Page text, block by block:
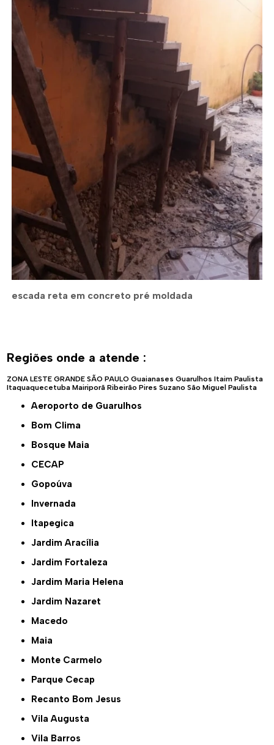
escada reta em concreto pré moldada
Regiões onde a atende :
ZONA LESTE GRANDE SÃO PAULO Guaianases Guarulhos Itaim Paulista
Itaquaquecetuba Mairiporã Ribeirão Pires Suzano São Miguel Paulista
Aeroporto de Guarulhos
Bom Clima
Bosque Maia
CECAP
Gopoúva
Invernada
Itapegica
Jardim Aracília
Jardim Fortaleza
Jardim Maria Helena
Jardim Nazaret
Macedo
Maia
Monte Carmelo
Parque Cecap
Recanto Bom Jesus
Vila Augusta
Vila Barros